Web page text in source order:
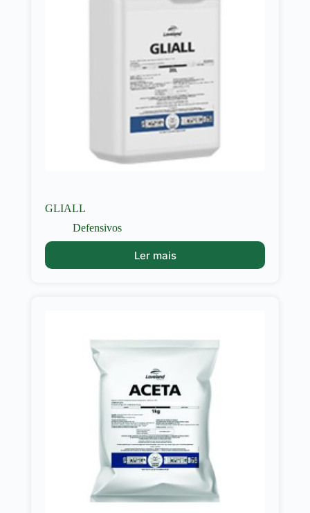
GLIALL
Defensivos
Ler mais